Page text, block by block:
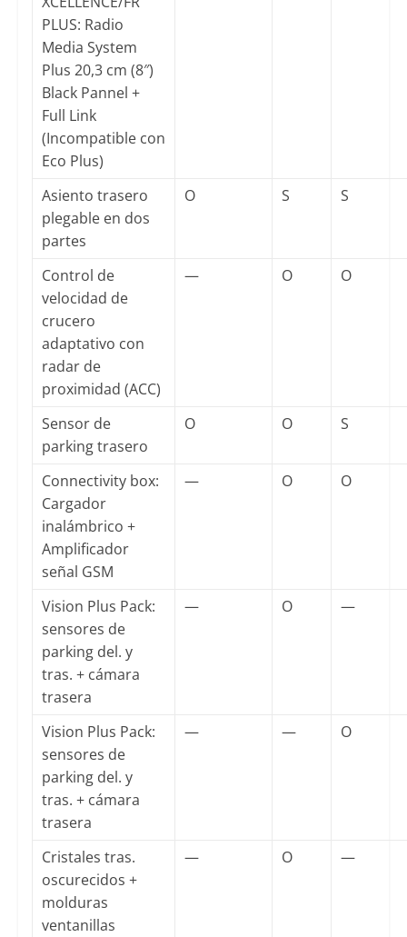
PLUS: Radio
Media System
Plus 20,3 cm (8″)
Black Pannel +
Full Link
(Incompatible con
Eco Plus)
Asiento trasero
plegable en dos
partes
O S S
Control de
velocidad de
crucero
adaptativo con
radar de
proximidad (ACC)
— O O
Sensor de
parking trasero
O O S
Connectivity box:
Cargador
inalámbrico +
Amplificador
señal GSM
— O O
Vision Plus Pack:
sensores de
parking del. y
tras. + cámara
trasera
— O —
Vision Plus Pack:
sensores de
parking del. y
tras. + cámara
trasera
— — O
Cristales tras.
oscurecidos +
molduras
ventanillas
— O —